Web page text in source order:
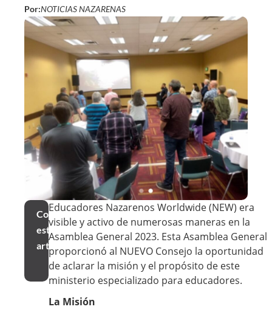
Por:NOTICIAS NAZARENAS
Compartir
este
artículo
Educadores Nazarenos Worldwide (NEW) era
visible y activo de numerosas maneras en la
Asamblea General 2023. Esta Asamblea General
proporcionó al NUEVO Consejo la oportunidad
de aclarar la misión y el propósito de este
ministerio especializado para educadores.
La Misión